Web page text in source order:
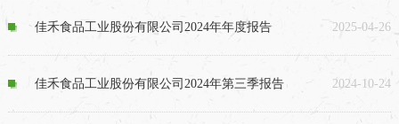
2025-04-26
佳禾食品工业股份有限公司2024年年度报告
2024-10-24
佳禾食品工业股份有限公司2024年第三季报告